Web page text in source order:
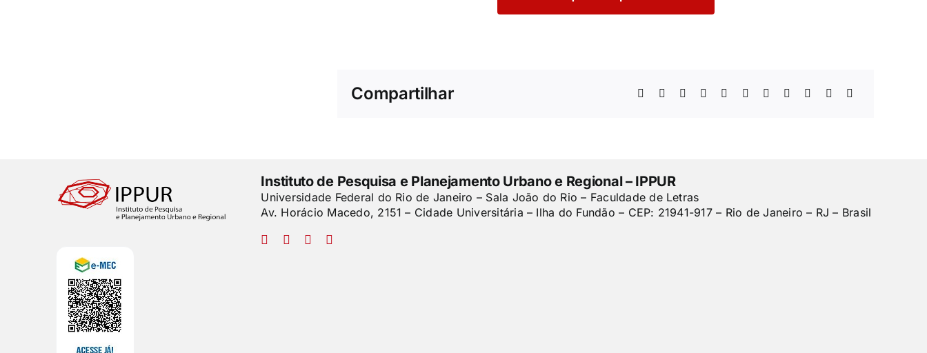
Compartilhar
Instituto de Pesquisa e Planejamento Urbano e Regional – IPPUR
Universidade Federal do Rio de Janeiro – Sala João do Rio – Faculdade de Letras
Av. Horácio Macedo, 2151 – Cidade Universitária – Ilha do Fundão – CEP: 21941-917 – Rio de Janeiro – RJ – Brasil